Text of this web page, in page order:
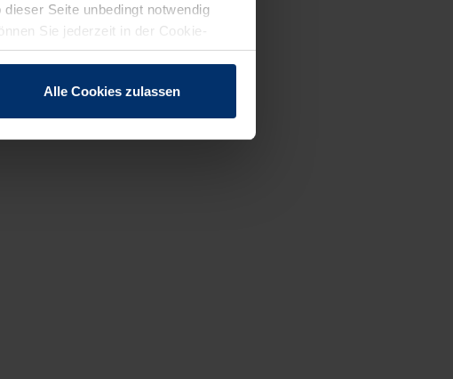
Seite unbedingt notwendig
Sie jederzeit in der Cookie-
Alle Cookies zulassen